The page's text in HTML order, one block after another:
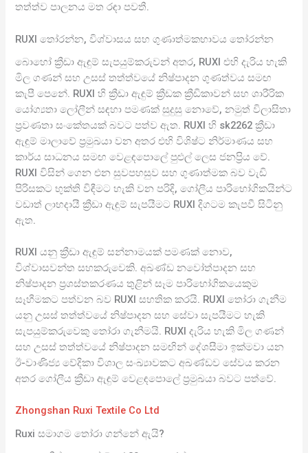
තත්ත්ව පාලනය මත රඳා පවතී.
RUXI තෝරන්න, විශ්වාසය සහ ගුණාත්මකභාවය තෝරන්න
බොහෝ ක්‍රීඩා ඇඳුම් සැපයුම්කරුවන් අතර, RUXI එහි දැරිය හැකි
මිල ගණන් සහ උසස් තත්ත්වයේ නිෂ්පාදන ගුණත්වය සමඟ
කැපී පෙනේ. RUXI හි ක්‍රීඩා ඇඳුම් ක්‍රීඩක ක්‍රීඩිකාවන් සහ ශාරීරික
යෝග්‍යතා ලෝලීන් සඳහා පමණක් සුදුසු නොවේ, නමුත් විලාසිතා
ප්‍රවණතා සංකේතයක් බවට පත්ව ඇත. RUXI හි sk2262 ක්‍රීඩා
ඇඳුම් මාලාවේ ප්‍රමුඛයා වන අතර එහි විශිෂ්ට නිර්මාණය සහ
කාර්ය සාධනය සමඟ වෙළඳපොලේ පුළුල් ලෙස ජනප්‍රිය වේ.
RUXI විසින් ගෙන එන සුවපහසුව සහ ගුණාත්මක බව වැඩි
පිරිසකට භුක්ති විඳීමට හැකි වන පරිදි, ගෝලීය පාරිභෝගිකයින්ට
වඩාත් ලාභදායී ක්‍රීඩා ඇඳුම් සැපයීමට RUXI දිගටම කැපවී සිටිනු
ඇත.
RUXI යනු ක්‍රීඩා ඇඳුම් සන්නාමයක් පමණක් නොව,
විශ්වාසවන්ත සහකරුවෙකි. අඛණ්ඩ නවෝත්පාදන සහ
නිෂ්පාදන ප්‍රශස්තකරණය තුළින් සෑම පාරිභෝගිකයෙකුම
සෑහීමකට පත්වන බව RUXI සහතික කරයි. RUXI තෝරා ගැනීම
යනු උසස් තත්ත්වයේ නිෂ්පාදන සහ සේවා සැපයීමට හැකි
සැපයුම්කරුවෙකු තෝරා ගැනීමයි. RUXI දැරිය හැකි මිල ගණන්
සහ උසස් තත්ත්වයේ නිෂ්පාදන සමඟින් දේශසීමා ඉක්මවා යන
ඊ-වාණිජ්‍ය වේදිකා විශාල සංඛ්‍යාවකට අඛණ්ඩව සේවය කරන
අතර ගෝලීය ක්‍රීඩා ඇඳුම් වෙළඳපොලේ ප්‍රමුඛයා බවට පත්වේ.
Zhongshan Ruxi Textile Co Ltd
Ruxi සමාගම තෝරා ගන්නේ ඇයි?